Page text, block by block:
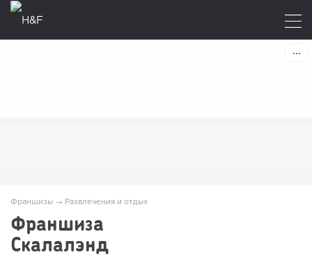
Франшизы → Развлечения и отдых
Франшиза
Скалалэнд